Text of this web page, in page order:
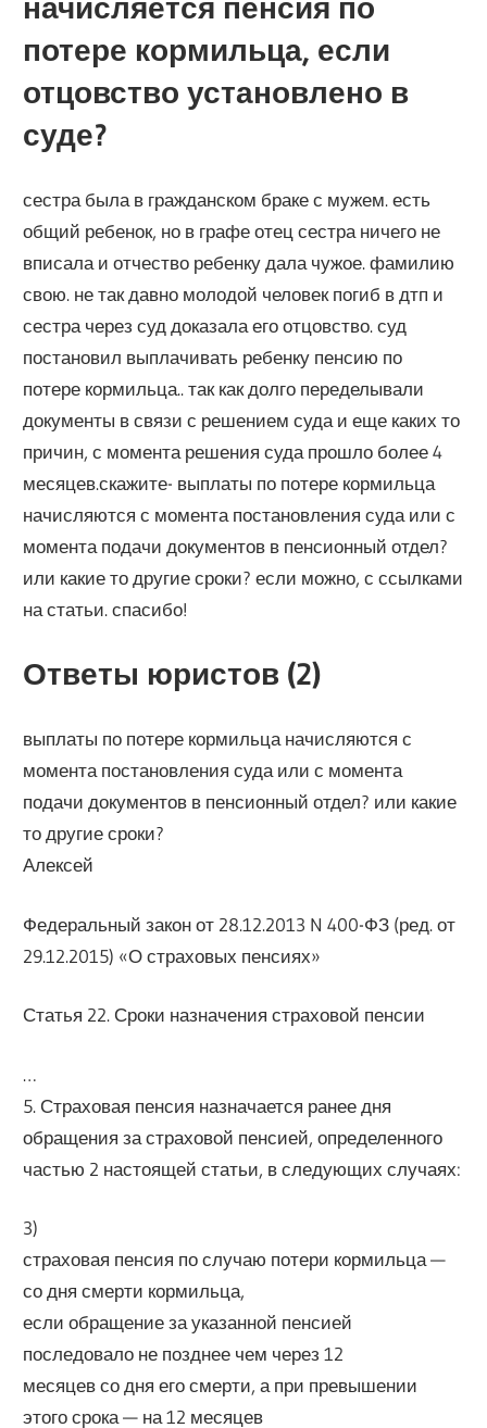
начисляется пенсия по
потере кормильца, если
отцовство установлено в
суде?
сестра была в гражданском браке с мужем. есть
общий ребенок, но в графе отец сестра ничего не
вписала и отчество ребенку дала чужое. фамилию
свою. не так давно молодой человек погиб в дтп и
сестра через суд доказала его отцовство. суд
постановил выплачивать ребенку пенсию по
потере кормильца.. так как долго переделывали
документы в связи с решением суда и еще каких то
причин, с момента решения суда прошло более 4
месяцев.скажите- выплаты по потере кормильца
начисляются с момента постановления суда или с
момента подачи документов в пенсионный отдел?
или какие то другие сроки? если можно, с ссылками
на статьи. спасибо!
Ответы юристов (2)
выплаты по потере кормильца начисляются с
момента постановления суда или с момента
подачи документов в пенсионный отдел? или какие
то другие сроки?
Алексей
Федеральный закон от 28.12.2013 N 400-ФЗ (ред. от
29.12.2015) «О страховых пенсиях»
Статья 22. Сроки назначения страховой пенсии
…
5. Страховая пенсия назначается ранее дня
обращения за страховой пенсией, определенного
частью 2 настоящей статьи, в следующих случаях:
3)
страховая пенсия по случаю потери кормильца —
со дня смерти кормильца,
если обращение за указанной пенсией
последовало не позднее чем через 12
месяцев со дня его смерти, а при превышении
этого срока — на 12 месяцев